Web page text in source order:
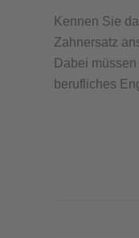
Kennen Sie
Zahnersatz
Dabei
berufliches